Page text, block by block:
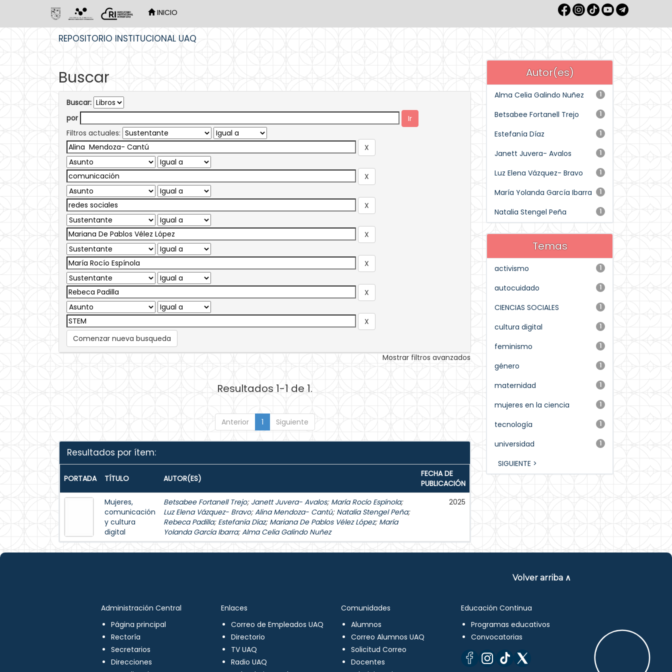
INICIO
REPOSITORIO INSTITUCIONAL UAQ
Buscar
Buscar:
por
Filtros actuales:
Comenzar nueva busqueda
Mostrar filtros avanzados
Resultados 1-1 de 1.
Anterior 1 Siguiente
Resultados por ítem:
PORTADA TÍTULO AUTOR(ES)
FECHA DE
PUBLICACIÓN
Mujeres,
comunicación
y cultura
digital
Betsabee Fortanell Trejo; Janett Juvera- Avalos; María Rocío Espínola;
Luz Elena Vázquez- Bravo;Alina Mendoza- Cantú; Natalia Stengel Peña;
Rebeca Padilla; Estefanía Díaz; Mariana De Pablos Vélez López; María
Yolanda García Ibarra;Alma Celia Galindo Nuñez
2025
Autor(es)
1
Alma Celia Galindo Nuñez
1
Betsabee Fortanell Trejo
1
Estefanía Díaz
1
Janett Juvera- Avalos
1
Luz Elena Vázquez- Bravo
1
María Yolanda García Ibarra
1
Natalia Stengel Peña
Temas
1
activismo
1
autocuidado
1
CIENCIAS SOCIALES
1
cultura digital
1
feminismo
1
género
1
maternidad
1
mujeres en la ciencia
1
tecnología
1
universidad
SIGUIENTE >
Volver arriba ∧
Administración Central
Página principal
Rectoría
Secretarios
Direcciones
Enlaces
Correo de Empleados UAQ
Directorio
TV UAQ
Radio UAQ
Comunidades
Alumnos
Correo Alumnos UAQ
Solicitud Correo
Docentes
Educación Continua
Programas educativos
Convocatorias